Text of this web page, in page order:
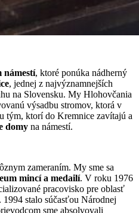
námestí, ktoré ponúka nádherný
, jednej z najvýznamnejších
na Slovensku. My Hlohovčania
výsadbu stromov, ktorá v
tým, ktorí do Kremnice zavítajú a
domy na námestí.
zameraním. My sme sa
mincí a medailí. V roku 1976
pracovisko pre oblasť
stalo súčasťou Národnej
sme absolvovali